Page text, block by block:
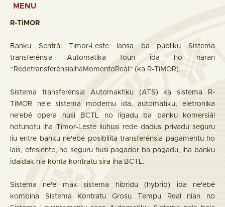
MENU
R-TiMOR
Banku Sentrál Timor-Leste lansa ba públiku Sistema
transferénsia Automatika foun ida ho naran
“RedetransferênsiaihaMomentoReál” (ka R-TiMOR).
Sistema transferénsia Automaktiku (ATS) ka sistema R-
TiMOR ne'e sistema modernu ida, automatiku, eletronika
ne'ebé opera husi BCTL no ligadu ba banku komersiál
hotuhotu iha Timor-Leste liuhusi rede dadus privadu seguru
liu entre banku ne'ebé posibilita transferénsia pagamentu ho
lais, efesiente, no seguru husi pagador ba pagadu, iha banku
idaidak nia konta kontratu sira iha BCTL.
Sistema ne'e mak sistema hibridu (hybrid) ida ne'ebé
kombina Sistema Kontratu Grosu Tempu Real nian no